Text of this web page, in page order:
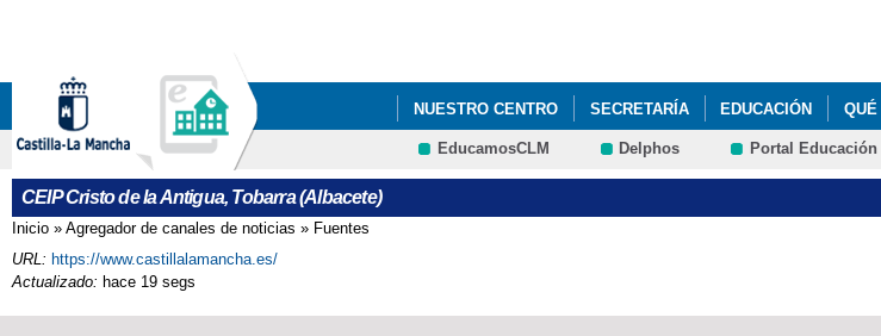
NUESTRO CENTRO SECRETARÍA EDUCACIÓN QUÉ
FOTOGRAFÍAS PROCESO DE ADMISIÓN DEL ALUMNADO
EducamosCLM Delphos Portal Educación
CEIP Cristo de la Antigua, Tobarra (Albacete)
Se encuentra usted aquí
Inicio » Agregador de canales de noticias » Fuentes
URL: https://www.castillalamancha.es/
Actualizado: hace 19 segs